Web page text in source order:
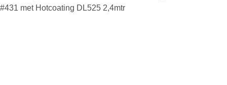
#431 met Hotcoating DL525 2,4mtr